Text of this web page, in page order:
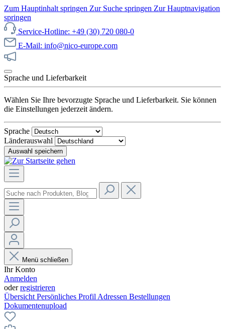
Zum Hauptinhalt springen Zur Suche springen Zur Hauptnavigation
springen
Service-Hotline: +49 (30) 720 080-0
E-Mail: info@nico-europe.com
Sprache und Lieferbarkeit
Wählen Sie Ihre bevorzugte Sprache und Lieferbarkeit. Sie können
die Einstellungen jederzeit ändern.
Sprache
Länderauswahl
Auswahl speichern
Menü schließen
Ihr Konto
Anmelden
oderregistrieren
Übersicht Persönliches Profil Adressen Bestellungen
Dokumentenupload